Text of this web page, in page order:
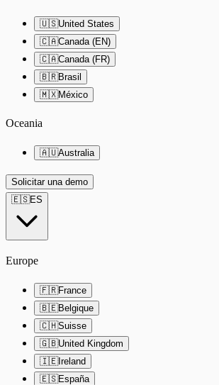
🇺🇸United States
🇨🇦Canada (EN)
🇨🇦Canada (FR)
🇧🇷Brasil
🇲🇽México
Oceania
🇦🇺Australia
Solicitar una demo
🇪🇸ES
Europe
🇫🇷France
🇧🇪Belgique
🇨🇭Suisse
🇬🇧United Kingdom
🇮🇪Ireland
🇪🇸España